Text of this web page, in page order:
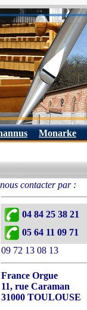
Monarke
contacter par :
04 84 25 38 21
05 64 11 09 71
09 72 13 08 13
France Orgue
11, rue Caraman
31000 TOULOUSE